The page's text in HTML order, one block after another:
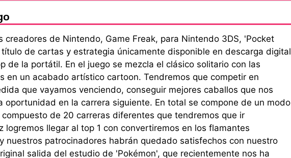
creadores de Nintendo, Game Freak, para Nintendo 3DS, 'Pocket
de cartas y estrategia únicamente disponible en descarga digital
de la portátil. En el juego se mezcla el clásico solitario con las
en un acabado artístico cartoon. Tendremos que competir en
que vayamos venciendo, conseguir mejores caballos que nos
oportunidad en la carrera siguiente. En total se compone de un modo
compuesto de 20 carreras diferentes que tendremos que ir
logremos llegar al top 1 con convertiremos en los flamantes
nuestros patrocinadores habrán quedado satisfechos con nuestro
salida del estudio de 'Pokémon', que recientemente nos ha